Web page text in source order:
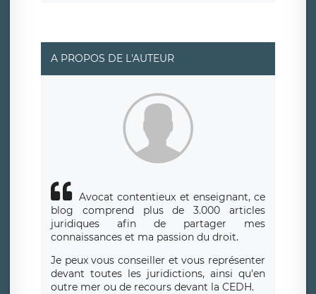
A PROPOS DE L'AUTEUR
Avocat contentieux et enseignant, ce
blog comprend plus de 3.000 articles
juridiques afin de partager mes
connaissances et ma passion du droit.
Je peux vous conseiller et vous représenter
devant toutes les juridictions, ainsi qu'en
outre mer ou de recours devant la CEDH.